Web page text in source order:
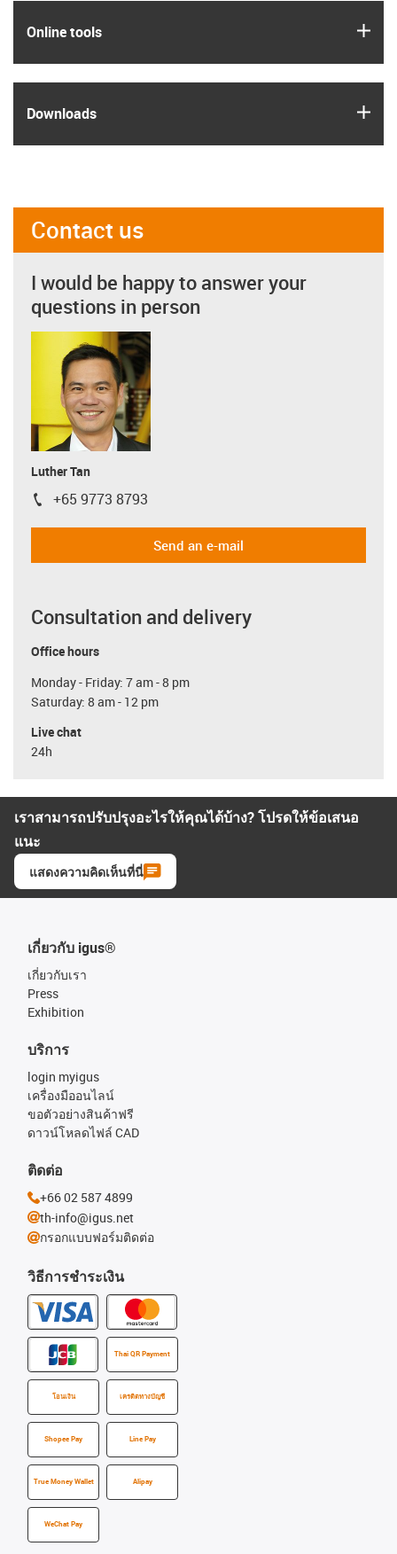
Online tools
Downloads
Contact us
I would be happy to answer your
questions in person
Luther Tan
igus-icon-phone
+65 9773 8793
Send an e-mail
Consultation and delivery
Office hours
Monday - Friday: 7 am - 8 pm
Saturday: 8 am - 12 pm
Live chat
24h
เราสามารถปรับปรุงอะไรให้คุณได้บ้าง? โปรดให้ข้อเสนอ
แนะ
แสดงความคิดเห็นที่นี่
เกี่ยวกับ igus®
เกี่ยวกับเรา
Press
Exhibition
วิธีการชำระเงิน
Thai QR Payment
โอนเงิน เครดิตทางบัญชี
Shopee Pay Line Pay
True Money Wallet Alipay
WeChat Pay
บริการ
login myigus
เครื่องมืออนไลน์
ขอตัวอย่างสินค้าฟรี
ดาวน์โหลดไฟล์ CAD
ติดต่อ
+66 02 587 4899
th-info@igus.net
กรอกแบบฟอร์มติดต่อ